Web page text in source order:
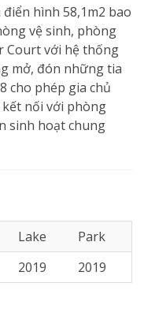
điển hình 58,1m2 bao
vệ sinh, phòng
Court với hệ thống
mở, đón những tia
cho phép gia chủ
nối với phòng
sinh hoạt chung
Lake
Park
2019 2019